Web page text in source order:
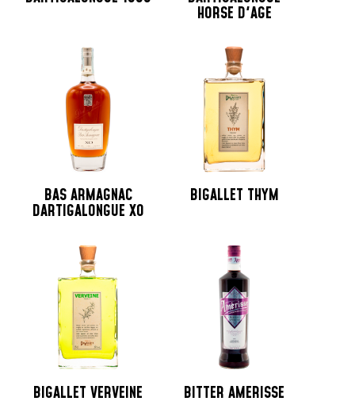
HORSE D'AGE
BAS ARMAGNAC
DARTIGALONGUE XO
BIGALLET THYM
BIGALLET VERVEINE BITTER AMERISSE